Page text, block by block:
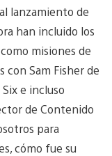
lanzamiento de
han incluido los
misiones de
con Sam Fisher de
e incluso
de Contenido
para
cómo fue su